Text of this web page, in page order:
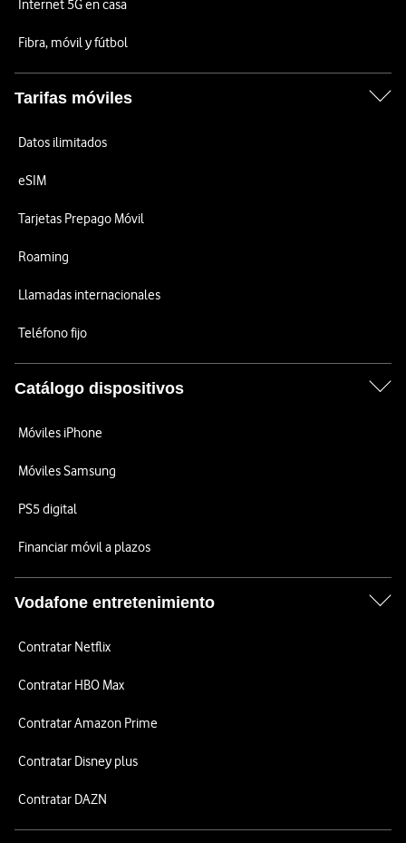
Internet 5G en casa
Fibra, móvil y fútbol
Tarifas móviles
Datos ilimitados
eSIM
Tarjetas Prepago Móvil
Roaming
Llamadas internacionales
Teléfono fijo
Catálogo dispositivos
Móviles iPhone
Móviles Samsung
PS5 digital
Financiar móvil a plazos
Vodafone entretenimiento
Contratar Netflix
Contratar HBO Max
Contratar Amazon Prime
Contratar Disney plus
Contratar DAZN